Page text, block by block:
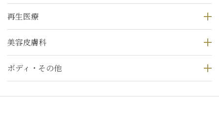
再生医療
美容皮膚科
ボディ・その他